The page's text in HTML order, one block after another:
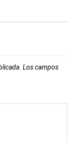
Los campos